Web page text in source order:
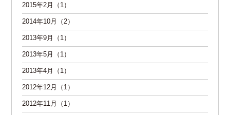
2015年2月（1）
2014年10月（2）
2013年9月（1）
2013年5月（1）
2013年4月（1）
2012年12月（1）
2012年11月（1）